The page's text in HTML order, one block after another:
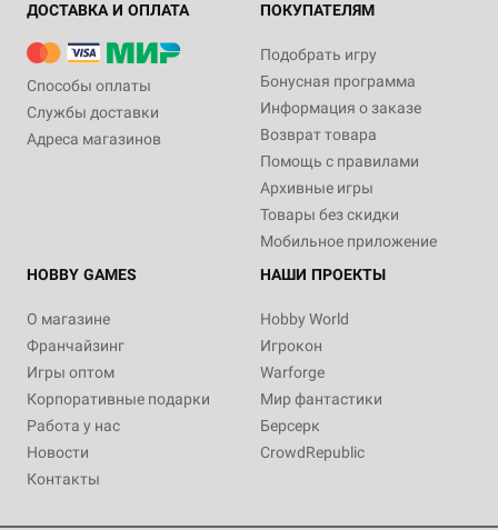
ДОСТАВКА И ОПЛАТА
Способы оплаты
Службы доставки
Адреса магазинов
ПОКУПАТЕЛЯМ
Подобрать игру
Бонусная программа
Информация о заказе
Возврат товара
Помощь с правилами
Архивные игры
Товары без скидки
Мобильное приложение
HOBBY GAMES
О магазине
Франчайзинг
Игры оптом
Корпоративные подарки
Работа у нас
Новости
Контакты
НАШИ ПРОЕКТЫ
Hobby World
Игрокон
Warforge
Мир фантастики
Берсерк
CrowdRepublic